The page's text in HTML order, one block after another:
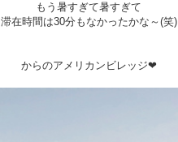
もう暑すぎて暑すぎて
滞在時間は30分もなかったかな～(笑)
からのアメリカンビレッジ❤